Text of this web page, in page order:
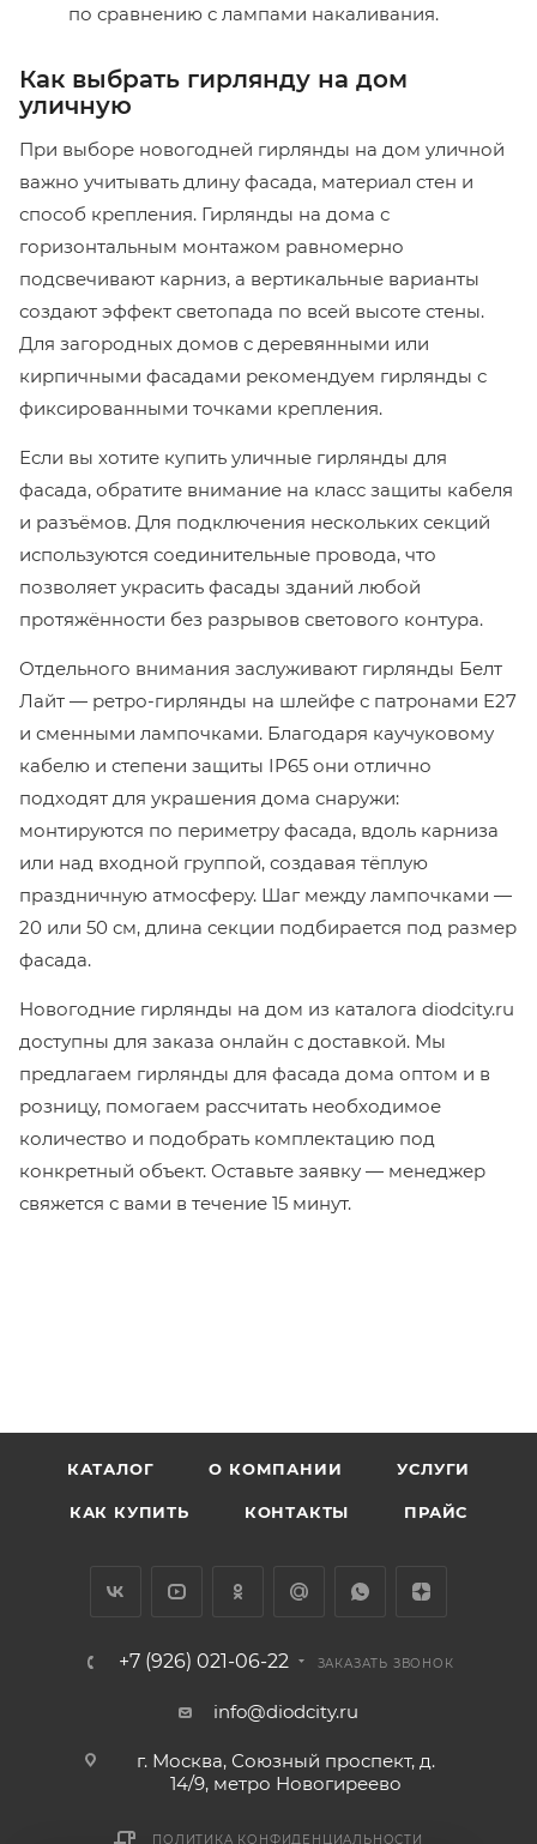
по сравнению с лампами накаливания.
Как выбрать гирлянду на дом
уличную
При выборе новогодней гирлянды на дом уличной
важно учитывать длину фасада, материал стен и
способ крепления. Гирлянды на дома с
горизонтальным монтажом равномерно
подсвечивают карниз, а вертикальные варианты
создают эффект светопада по всей высоте стены.
Для загородных домов с деревянными или
кирпичными фасадами рекомендуем гирлянды с
фиксированными точками крепления.
Если вы хотите купить уличные гирлянды для
фасада, обратите внимание на класс защиты кабеля
и разъёмов. Для подключения нескольких секций
используются соединительные провода, что
позволяет украсить фасады зданий любой
протяжённости без разрывов светового контура.
Отдельного внимания заслуживают гирлянды Белт
Лайт — ретро-гирлянды на шлейфе с патронами E27
и сменными лампочками. Благодаря каучуковому
кабелю и степени защиты IP65 они отлично
подходят для украшения дома снаружи:
монтируются по периметру фасада, вдоль карниза
или над входной группой, создавая тёплую
праздничную атмосферу. Шаг между лампочками —
20 или 50 см, длина секции подбирается под размер
фасада.
Новогодние гирлянды на дом из каталога diodcity.ru
доступны для заказа онлайн с доставкой. Мы
предлагаем гирлянды для фасада дома оптом и в
розницу, помогаем рассчитать необходимое
количество и подобрать комплектацию под
конкретный объект. Оставьте заявку — менеджер
свяжется с вами в течение 15 минут.
КАТАЛОГ О КОМПАНИИ УСЛУГИ
КАК КУПИТЬ КОНТАКТЫ ПРАЙС
+7 (926) 021-06-22 ЗАКАЗАТЬ ЗВОНОК
info@diodcity.ru
г. Москва, Союзный проспект, д.
14/9, метро Новогиреево
ПОЛИТИКА КОНФИДЕНЦИАЛЬНОСТИ